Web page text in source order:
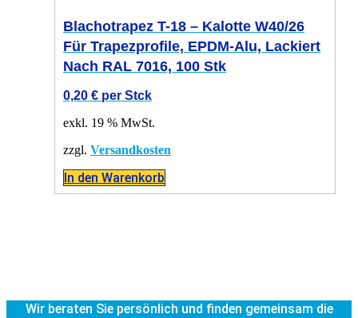
Blachotrapez T-18 – Kalotte W40/26
Für Trapezprofile, EPDM-Alu, Lackiert
Nach RAL 7016, 100 Stk
0,20 € per Stck
exkl. 19 % MwSt.
zzgl. Versandkosten
In den Warenkorb
Wir beraten Sie persönlich und finden gemeinsam die